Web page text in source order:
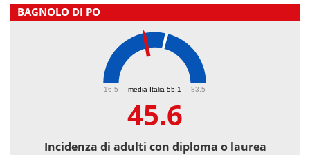
BAGNOLO DI PO
media Italia 55.1
16.5 83.5
45.6
Incidenza di adulti con diploma o laurea